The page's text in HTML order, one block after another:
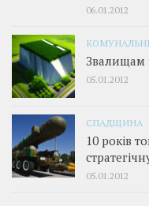
06.01.2012
Звалищам
05.01.2012
СПАДЩИНА
10 років
05.01.2012